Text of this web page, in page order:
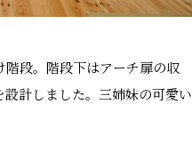
段。階段下はアーチ扉の収
計しました。三姉妹の可愛い